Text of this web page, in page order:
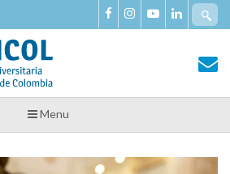
Menu